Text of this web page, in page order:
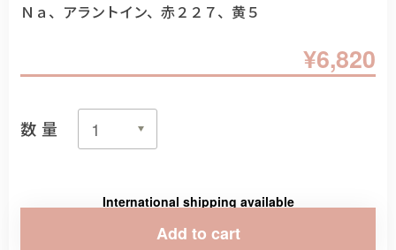
Ｎａ、アラントイン、赤２２７、黄５
¥6,820
数量
International shipping available
Add to cart